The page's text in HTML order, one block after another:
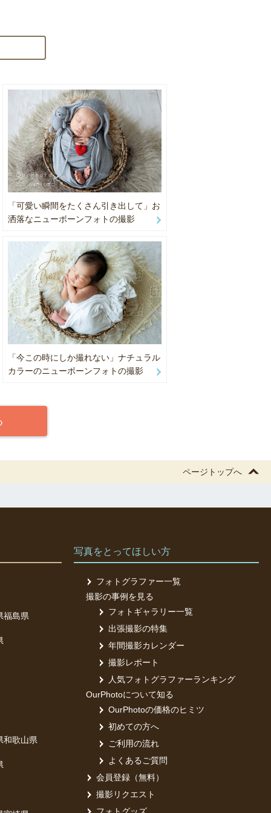
）全てこ
も含まれ
服の方が
せていた
しい姿は
ます。
き撮影し
ない場
影できま
りま
「可愛い瞬間をたくさん引き出して」お
洒落なニューボーンフォトの撮影
「今この時にしか撮れない」ナチュラル
カラーのニューボーンフォトの撮影
ページトップへ
福島県
和歌山県
写真をとってほしい方
フォトグラファー一覧
撮影の事例を見る
フォトギャラリー一覧
出張撮影の特集
年間撮影カレンダー
撮影レポート
人気フォトグラファーランキング
OurPhotoについて知る
OurPhotoの価格のヒミツ
初めての方へ
ご利用の流れ
よくあるご質問
会員登録（無料）
撮影リクエスト